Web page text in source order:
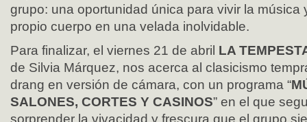
grupo: una oportunidad única para vivir la música
propio cuerpo en una velada inolvidable.
Para finalizar, el viernes 21 de abril LA
de Silvia Márquez, nos acerca al clasicismo
drang en versión de cámara, con un programa “
SALONES, CORTES Y CASINOS” en el que
sorprender la vivacidad y frescura que el grupo